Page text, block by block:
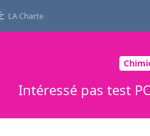
LA Charte
Intéressé pas test